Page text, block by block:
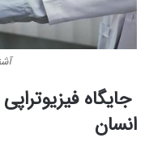
جایگاه
انسان